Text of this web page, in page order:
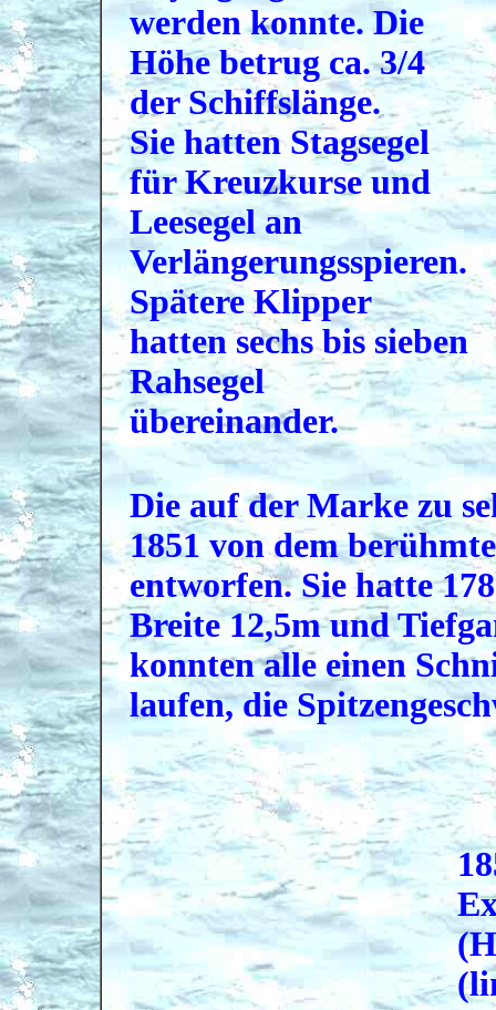
werden konnte. Die
Höhe betrug ca. 3/4
der Schiffslänge.
Sie hatten Stagsegel
für Kreuzkurse und
Leesegel an
Verlängerungsspieren.
Spätere Klipper
hatten sechs bis sieben
Rahsegel
übereinander.
Die auf der Marke zu
1851 von dem
entworfen. Sie hatte
Breite 12,5m und
konnten alle einen
laufen, die